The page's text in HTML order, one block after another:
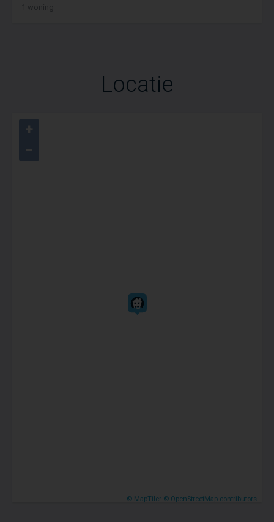
1 woning
Locatie
+
−
© MapTiler © OpenStreetMap contributors